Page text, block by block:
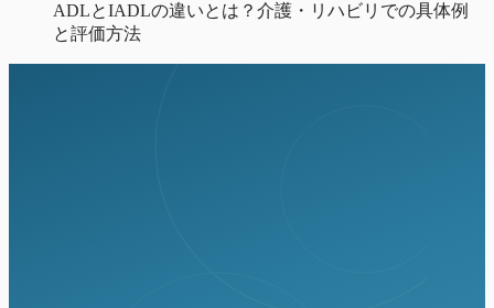
ADLとIADLの違いとは？介護・リハビリでの具体例
と評価方法